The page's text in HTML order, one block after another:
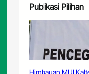
Publikasi Pilihan
Himbauan MUI